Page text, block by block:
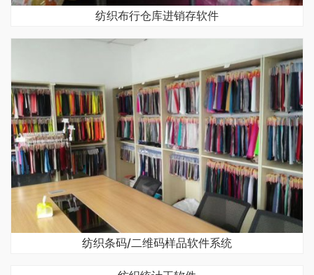
纺织布行仓库进销存软件
纺织条码/二维码样品软件系统